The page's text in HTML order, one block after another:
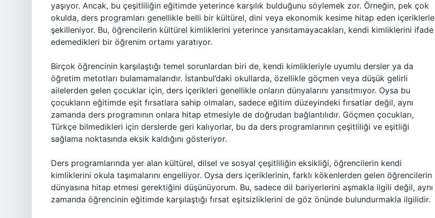
yaşıyor. Ancak, bu çeşitliliğin eğitimde yeterince karşılık bulduğunu söylemek zor. Örneğin, pek çok
okulda, ders programları genellikle belli bir kültürel, dini veya ekonomik kesime hitap eden içeriklerle
şekilleniyor. Bu, öğrencilerin kültürel kimliklerini yeterince yansıtamayacakları, kendi kimliklerini ifade
edemedikleri bir öğrenim ortamı yaratıyor.
Birçok öğrencinin karşılaştığı temel sorunlardan biri de, kendi kimlikleriyle uyumlu dersler ya da
öğretim metotları bulamamalarıdır. İstanbul’daki okullarda, özellikle göçmen veya düşük gelirli
ailelerden gelen çocuklar için, ders içerikleri genellikle onların dünyalarını yansıtmıyor. Oysa bu
çocukların eğitimde eşit fırsatlara sahip olmaları, sadece eğitim düzeyindeki fırsatlar değil, aynı
zamanda ders programının onlara hitap etmesiyle de doğrudan bağlantılıdır. Göçmen çocukları,
Türkçe bilmedikleri için derslerde geri kalıyorlar, bu da ders programlarının çeşitliliği ve eşitliği
sağlama noktasında eksik kaldığını gösteriyor.
Ders programlarında yer alan kültürel, dilsel ve sosyal çeşitliliğin eksikliği, öğrencilerin kendi
kimliklerini okula taşımalarını engelliyor. Oysa ders içeriklerinin, farklı kökenlerden gelen öğrencilerin
dünyasına hitap etmesi gerektiğini düşünüyorum. Bu, sadece dil bariyerlerini aşmakla ilgili değil, aynı
zamanda öğrencinin eğitimde karşılaştığı fırsat eşitsizliklerini de göz önünde bulundurmakla ilgilidir.